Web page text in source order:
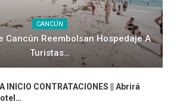
CANCÚN
Cancún Reembolsan Hospedaje A
Turistas…
INICIO CONTRATACIONES || Abrirá